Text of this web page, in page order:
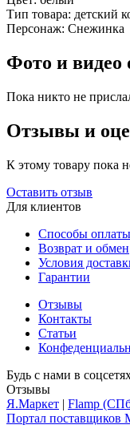
Тип товара: детский
Персонаж: Снежинка
Фото и видео
Пока никто не
Отзывы и
К этому товару пока
Оставить отзыв
Для клиентов
Способы оплаты
Возврат и обмен
Условия
Гарантии
Отзывы
Контакты
Статьи
Будь с нами в
Отзывы
Я.Маркет | Flamp
Портал поставщиков